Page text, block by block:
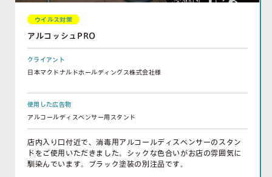
ウイルス対策
アルコッシュPRO
クライアント
日本マクドナルドホールディングス株式会社様
使用した広告物
アルコールディスペンサー用スタンド
店内入り口付近で、消毒用アルコールディスペンサーのスタン
ドをご使用いただきました。シックな色合いがお店の雰囲気に
馴染んでいます。ブラック塗装の別注品です。